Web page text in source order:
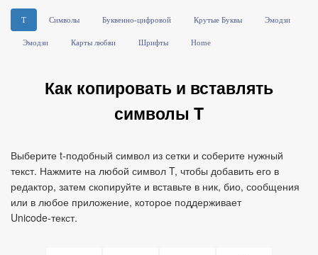
T Символы Буквенно-цифровой Крутые Буквы Эмодзи
Эмодзи Карты любви Шрифты Home
Как копировать и вставлять
символы T
Выберите t‑подобный символ из сетки и соберите нужный
текст. Нажмите на любой символ T, чтобы добавить его в
редактор, затем скопируйте и вставьте в ник, био, сообщения
или в любое приложение, которое поддерживает
Unicode‑текст.